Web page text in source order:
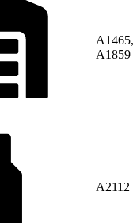
A1465,
A1859
A2112